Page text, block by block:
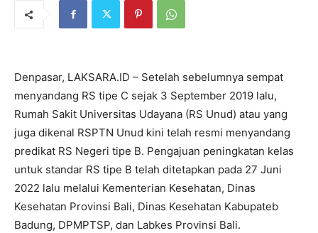
Denpasar, LAKSARA.ID – Setelah sebelumnya sempat
menyandang RS tipe C sejak 3 September 2019 lalu,
Rumah Sakit Universitas Udayana (RS Unud) atau yang
juga dikenal RSPTN Unud kini telah resmi menyandang
predikat RS Negeri tipe B. Pengajuan peningkatan kelas
untuk standar RS tipe B telah ditetapkan pada 27 Juni
2022 lalu melalui Kementerian Kesehatan, Dinas
Kesehatan Provinsi Bali, Dinas Kesehatan Kabupateb
Badung, DPMPTSP, dan Labkes Provinsi Bali.